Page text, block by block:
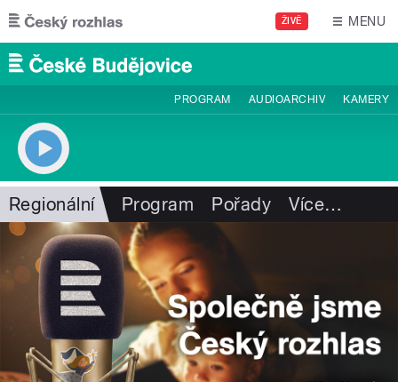
Přejít k hlavnímu obsahu
ŽIVĚ MENU
PROGRAM AUDIOARCHIV KAMERY
Regionální Program Pořady Více…